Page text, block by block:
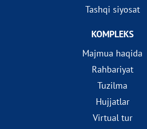
Tashqi siyosat
KOMPLEKS
Majmua haqida
Rahbariyat
Tuzilma
Hujjatlar
Virtual tur